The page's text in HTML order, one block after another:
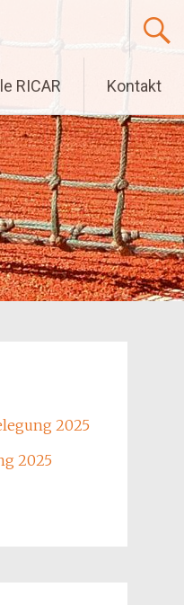
RICAR Kontakt
2025
2025